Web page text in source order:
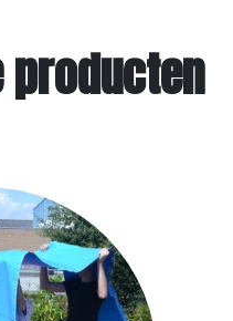
producten